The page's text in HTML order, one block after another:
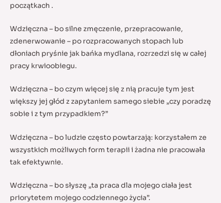
początkach .
Wdzięczna – bo silne zmęczenie, przepracowanie,
zdenerwowanie – po rozpracowanych stopach lub
dłoniach pryśnie jak bańka mydlana, rozrzedzi się w całej
pracy krwioobiegu.
Wdzięczna – bo czym więcej się z nią pracuje tym jest
większy jej głód z zapytaniem samego siebie „czy poradzę
sobie i z tym przypadkiem?”
Wdzięczna – bo ludzie często powtarzają: korzystałem ze
wszystkich możliwych form terapii i żadna nie pracowała
tak efektywnie.
Wdzięczna – bo słyszę „ta praca dla mojego ciała jest
priorytetem mojego codziennego życia”.